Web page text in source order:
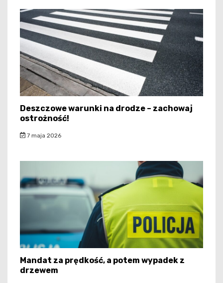
Deszczowe warunki na drodze – zachowaj
ostrożność!
7 maja 2026
Mandat za prędkość, a potem wypadek z
drzewem